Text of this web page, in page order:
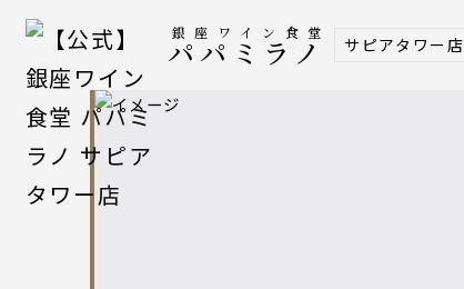
銀座ワイン食堂
パパミラノ サピアタワー店